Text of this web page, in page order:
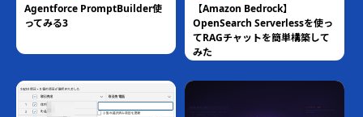
Agentforce PromptBuilder使
ってみる3
【Amazon Bedrock】
OpenSearch Serverlessを使っ
てRAGチャットを簡単構築して
みた